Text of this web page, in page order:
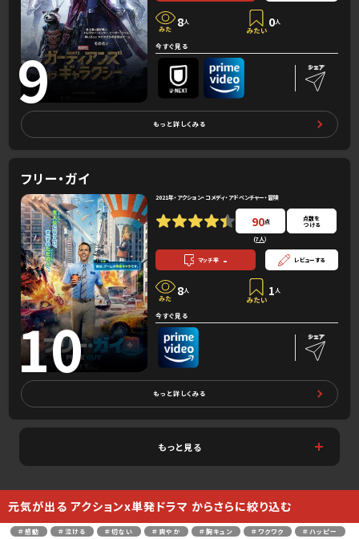
9
8人 0人
今すぐ見る
もっと詳しくみる
フリー・ガイ
10
2021年・アクション・コメディ・アドベンチャー・冒険
90点
(7人）
点数を
つける
マッチ率 - レビューする
8人 1人
今すぐ見る
もっと詳しくみる
もっと見る
元気が出る アクションx単発ドラマ からさらに絞り込む
＃感動 ＃泣ける ＃切ない ＃爽やか ＃胸キュン ＃ワクワク
＃ハッピー